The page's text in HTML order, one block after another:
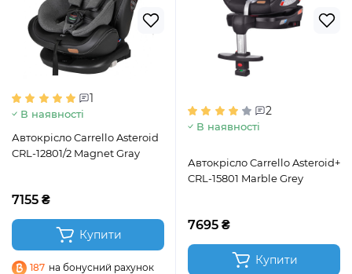
1
В наявності
Автокрісло Carrello Asteroid
CRL-12801/2 Magnet Gray
7155 ₴
Купити
187 на бонусний рахунок
2
В наявності
Автокрісло Carrello Asteroid+
CRL-15801 Marble Grey
7695 ₴
Купити